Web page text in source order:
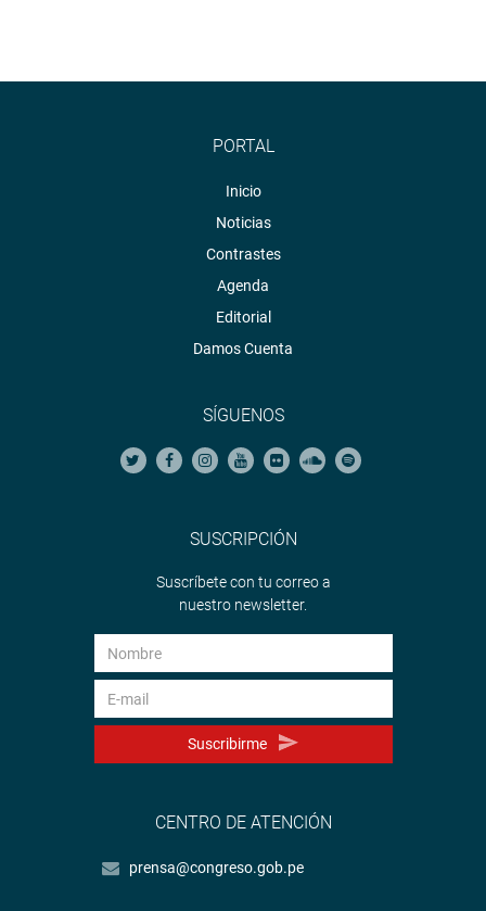
PORTAL
Inicio
Noticias
Contrastes
Agenda
Editorial
Damos Cuenta
SÍGUENOS
SUSCRIPCIÓN
Suscríbete con tu correo a
nuestro newsletter.
Suscribirme
CENTRO DE ATENCIÓN
prensa@congreso.gob.pe